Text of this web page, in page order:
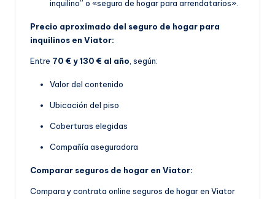
inquilino” o «seguro de hogar para arrendatarios».
Precio aproximado del seguro de hogar para
inquilinos en Viator:
Entre 70 € y 130 € al año, según:
Valor del contenido
Ubicación del piso
Coberturas elegidas
Compañía aseguradora
Comparar seguros de hogar en Viator:
Compara y contrata online seguros de hogar en Viator